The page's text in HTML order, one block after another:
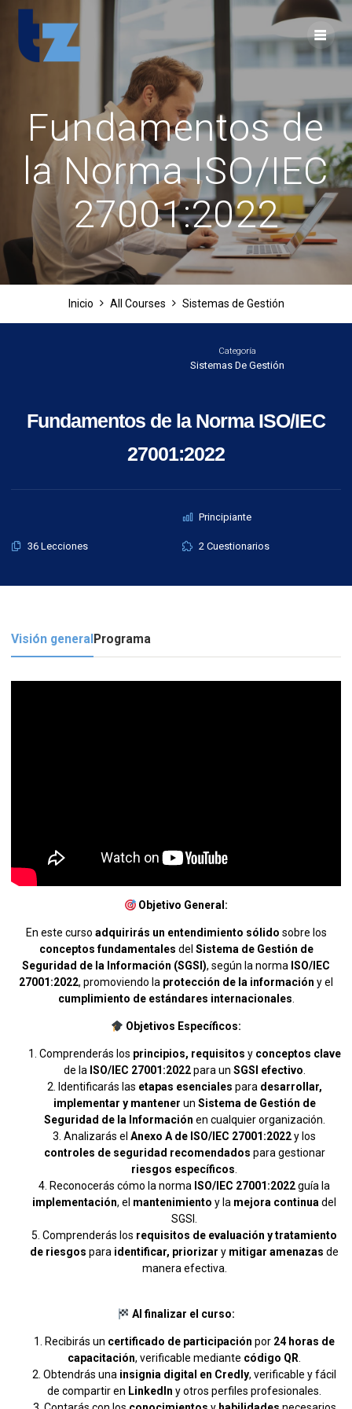
content
Fundamentos de
la Norma ISO/IEC
27001:2022
Inicio All Courses Sistemas de Gestión
Categoría
Sistemas De Gestión
Fundamentos de la Norma ISO/IEC
27001:2022
Principiante
36 Lecciones 2 Cuestionarios
Visión generalPrograma
Objetivo General:
En este curso adquirirás un entendimiento sólido sobre los
conceptos fundamentales del Sistema de Gestión de
Seguridad de la Información (SGSI), según la norma ISO/IEC
27001:2022, promoviendo la protección de la información y el
cumplimiento de estándares internacionales.
Objetivos Específicos:
Comprenderás los principios, requisitos y conceptos clave
de la ISO/IEC 27001:2022para un SGSI efectivo.
Identificarás las etapas esenciales para desarrollar,
implementar y mantener un Sistema de Gestión de
Seguridad de la Información en cualquier organización.
Analizarás el Anexo A de ISO/IEC 27001:2022y los
controles de seguridad recomendados para gestionar
riesgos específicos.
Reconocerás cómo la norma ISO/IEC 27001:2022guía la
implementación, el mantenimiento y la mejora continuadel
SGSI.
Comprenderás los requisitos de evaluación y tratamiento
de riesgos para identificar, priorizar y mitigar amenazas de
manera efectiva.
Al finalizar el curso:
Recibirás un certificado de participación por 24 horas de
capacitación, verificable mediante código QR.
Obtendrás una insignia digital en Credly, verificable y fácil
de compartir en LinkedIn y otros perfiles profesionales.